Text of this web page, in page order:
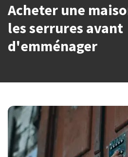
Acheter une
les serrures avant
d'emménager